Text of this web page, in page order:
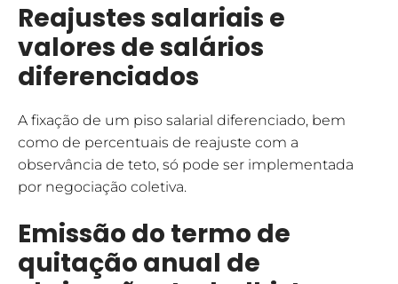
Reajustes salariais e
valores de salários
diferenciados
A fixação de um piso salarial diferenciado, bem
como de percentuais de reajuste com a
observância de teto, só pode ser implementada
por negociação coletiva.
Emissão do termo de
quitação anual de